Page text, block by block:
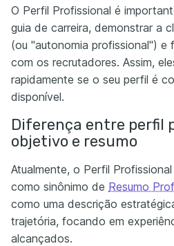
O Perfil Profissional é
guia de carreira, demonstrar a
(ou "autonomia profissional") e
com os recrutadores. Assim,
rapidamente se o seu perfil é
disponível.
Diferença entre perfil
objetivo e resumo
Atualmente, o Perfil
como sinônimo de Resumo
como uma descrição
trajetória, focando em
alcançados.